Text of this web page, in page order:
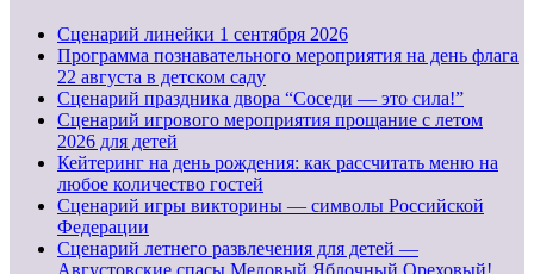
Cценарий линейки 1 сентября 2026
Программа познавательного мероприятия на день флага
22 августа в детском саду
Сценарий праздника двора “Соседи — это сила!”
Сценарий игрового мероприятия прощание с летом
2026 для детей
Кейтеринг на день рождения: как рассчитать меню на
любое количество гостей
Сценарий игры викторины — символы Российской
Федерации
Сценарий летнего развлечения для детей —
Августовские спасы Медовый,Яблочный,Ореховый!